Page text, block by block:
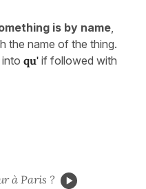
is by name
the name of the thing.
into qu' if followed with
à Paris ?